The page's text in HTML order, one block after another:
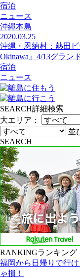
宿泊
ニュース
沖縄本島
2020.03.25
沖縄・恩納村：熱田
Okinawa』4/13グラン
宿泊
ニュース
SEARCH詳細検索
大エリア：
並
SEARCH
RANKINGランキング
福岡から日帰りで行
ゃ損！